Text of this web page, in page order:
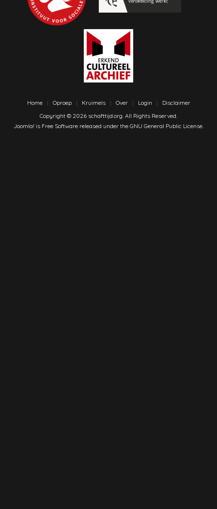
Home Oproep Kruimels Over Login
Disclaimer
Copyright © 2026 schafttijd.org. All Rights Reserved.
Joomla! is Free Software released under the GNU General Public License.